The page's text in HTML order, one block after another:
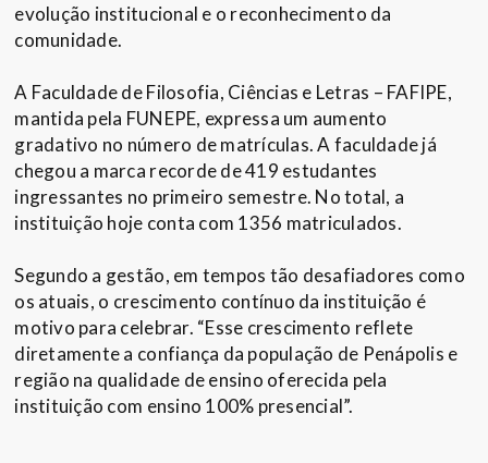
evolução institucional e o reconhecimento da
comunidade.
A Faculdade de Filosofia, Ciências e Letras – FAFIPE,
mantida pela FUNEPE, expressa um aumento
gradativo no número de matrículas. A faculdade já
chegou a marca recorde de 419 estudantes
ingressantes no primeiro semestre. No total, a
instituição hoje conta com 1356 matriculados.
Segundo a gestão, em tempos tão desafiadores como
os atuais, o crescimento contínuo da instituição é
motivo para celebrar. “Esse crescimento reflete
diretamente a confiança da população de Penápolis e
região na qualidade de ensino oferecida pela
instituição com ensino 100% presencial”.